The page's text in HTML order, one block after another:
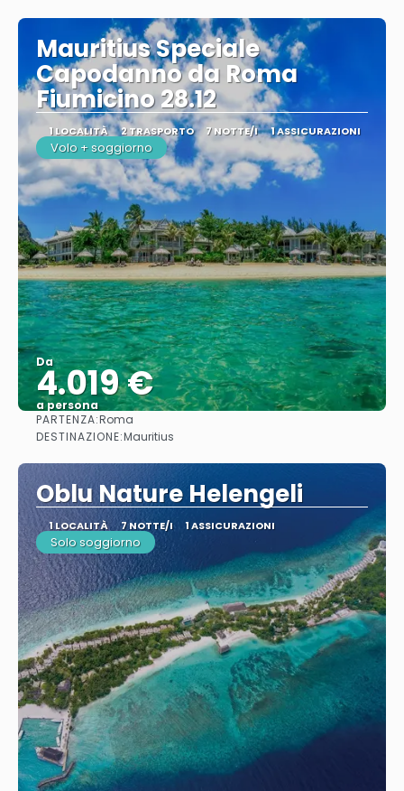
Mauritius Speciale
Capodanno da Roma
Fiumicino 28.12
1 LOCALITÀ 2 TRASPORTO 7 NOTTE/I 1 ASSICURAZIONI
Volo + soggiorno
Da
4.019 €
a persona
PARTENZA:Roma
DESTINAZIONE:Mauritius
Oblu Nature Helengeli
1 LOCALITÀ 7 NOTTE/I 1 ASSICURAZIONI
Solo soggiorno